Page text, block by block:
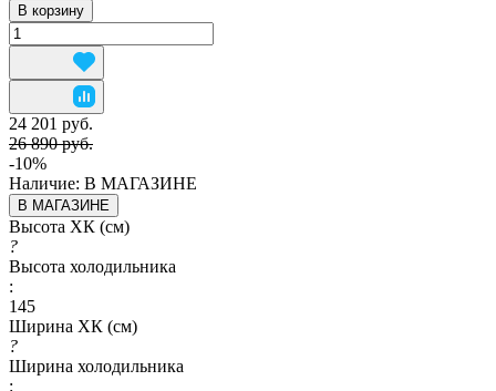
В корзину
24 201 руб.
26 890 руб.
-10%
Наличие: В МАГАЗИНЕ
В МАГАЗИНЕ
Высота ХК (см)
?
Высота холодильника
:
145
Ширина ХК (см)
?
Ширина холодильника
: